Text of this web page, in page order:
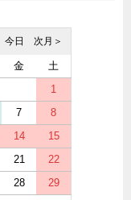
次月＞
今日
金
土
1
7
8
14
15
21
22
28
29